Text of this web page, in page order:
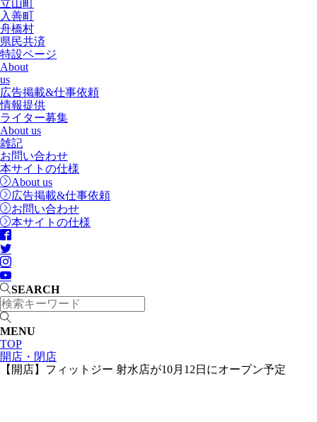
立山町
入善町
舟橋村
県民共済
特設ページ
About
us
広告掲載&仕事依頼
情報提供
ライター募集
About us
雑記
お問い合わせ
本サイトの仕様
About us
広告掲載&仕事依頼
お問い合わせ
本サイトの仕様
SEARCH
MENU
TOP
開店・閉店
【開店】フィットジー 射水店が10月12日にオープン予定